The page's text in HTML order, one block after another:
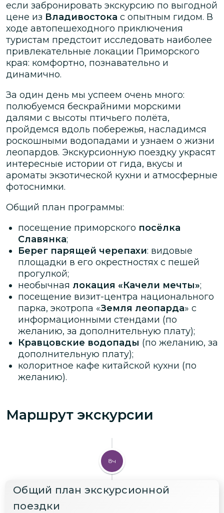
если забронировать экскурсию по выгодной
цене из Владивостока с опытным гидом. В
ходе автопешеходного приключения
туристам предстоит исследовать наиболее
привлекательные локации Приморского
края: комфортно, познавательно и
динамично.
За один день мы успеем очень много:
полюбуемся бескрайними морскими
далями с высоты птичьего полёта,
пройдемся вдоль побережья, насладимся
роскошными водопадами и узнаем о жизни
леопардов. Экскурсионную поездку украсят
интересные истории от гида, вкусы и
ароматы экзотической кухни и атмосферные
фотоснимки.
Общий план программы:
посещение приморского посёлка
Славянка;
Берег парящей черепахи: видовые
площадки в его окрестностях с пешей
прогулкой;
необычная локация «Качели мечты»;
посещение визит-центра национального
парка, экотропа «Земля леопарда» с
информационными стендами (по
желанию, за дополнительную плату);
Кравцовские водопады (по желанию, за
дополнительную плату);
колоритное кафе китайской кухни (по
желанию).
Маршрут экскурсии
8ч
Общий план экскурсионной
поездки